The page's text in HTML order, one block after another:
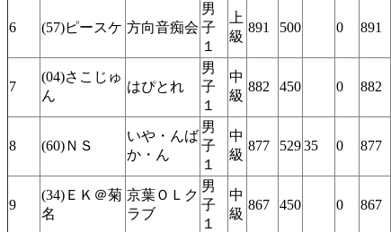
6 (57)ピースケ 方向音痴会
男
子
１
上
級
891 500 0 891
7
(04)さこじゅ
ん
はぴとれ
男
子
１
中
級
882 450 0 882
8 (60)ＮＳ
いや・んば
か・ん
男
子
１
中
級
877 52935 0 877
9
(34)ＥＫ＠菊
名
京葉ＯＬク
ラブ
男
子
１
中
級
867 450 0 867